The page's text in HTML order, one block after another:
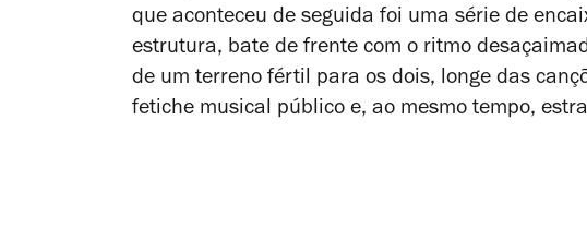
que aconteceu de seguida foi uma série de
estrutura, bate de frente com o ritmo
de um terreno fértil para os dois, longe das
fetiche musical público e, ao mesmo tempo,